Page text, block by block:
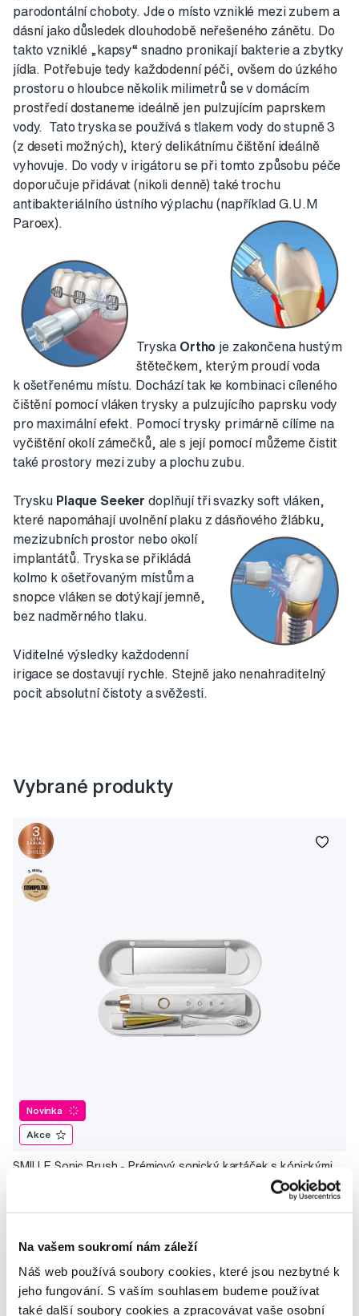
Na vašem soukromí nám záleží
Náš web používá soubory cookies, které jsou nezbytné k
jeho fungování. S vaším souhlasem budeme používat
také další soubory cookies a zpracovávat vaše osobní
parodontální choboty. Jde o místo vzniklé mezi zubem a
dásní jako důsledek dlouhodobě neřešeného zánětu. Do
takto vzniklé „kapsy“ snadno pronikají bakterie a zbytky
jídla. Potřebuje tedy každodenní péči, ovšem do úzkého
prostoru o hloubce několik milimetrů se v domácím
prostředí dostaneme ideálně jen pulzujícím paprskem
vody. Tato tryska se používá s tlakem vody do stupně 3
(z deseti možných), který delikátnímu čištění ideálně
vyhovuje. Do vody v irigátoru se při tomto způsobu péče
doporučuje přidávat (nikoli denně) také trochu
antibakteriálního ústního výplachu (například G.U.M
Paroex).
Tryska Ortho je zakončena hustým
štětečkem, kterým proudí voda
k ošetřenému místu. Dochází tak ke kombinaci cíleného
čištění pomocí vláken trysky a pulzujícího paprsku vody
pro maximální efekt. Pomocí trysky primárně cílíme na
vyčištění okolí zámečků, ale s její pomocí můžeme čistit
také prostory mezi zuby a plochu zubu.
Trysku Plaque Seeker doplňují tři svazky soft vláken,
které napomáhají uvolnění plaku z dásňového žlábku,
mezizubních prostor nebo okolí
implantátů. Tryska se přikládá
kolmo k ošetřovaným místům a
snopce vláken se dotýkají jemně,
bez nadměrného tlaku.
Viditelné výsledky každodenní
irigace se dostavují rychle. Stejně jako nenahraditelný
pocit absolutní čistoty a svěžesti.
Vybrané produkty
Novinka
Akce
SMILLE Sonic Brush - Prémiový sonický kartáček s kónickými
Do košíku
Skladem > 5 ks
Ihned na13 prodejnách